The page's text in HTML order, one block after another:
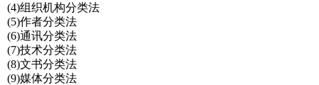
(4)组织机构分类法
(5)作者分类法
(6)通讯分类法
(7)技术分类法
(8)文书分类法
(9)媒体分类法